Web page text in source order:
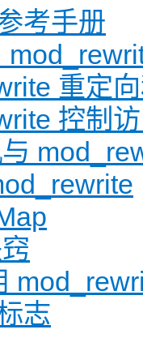
考手册
重定
控制
志